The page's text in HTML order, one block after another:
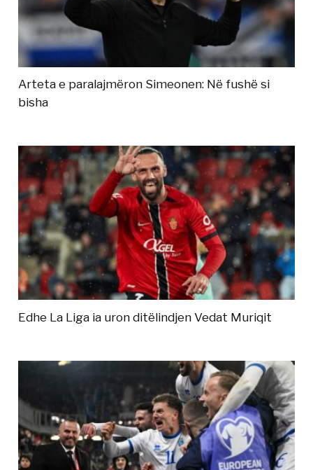
Arteta e paralajmëron Simeonen: Në fushë si
bisha
Edhe La Liga ia uron ditëlindjen Vedat Muriqit